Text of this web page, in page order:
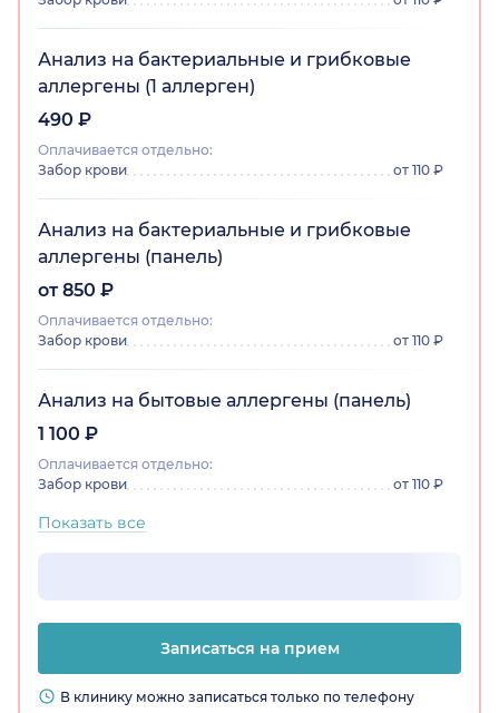
Анализ на бактериальные и грибковые
аллергены (1 аллерген)
490 ₽
Оплачивается отдельно:
Забор крови
от 110 ₽
Анализ на бактериальные и грибковые
аллергены (панель)
от 850 ₽
Оплачивается отдельно:
Забор крови
от 110 ₽
Анализ на бытовые аллергены (панель)
1 100 ₽
Оплачивается отдельно:
Забор крови
от 110 ₽
Показать все
Записаться на прием
В клинику можно записаться только по телефону